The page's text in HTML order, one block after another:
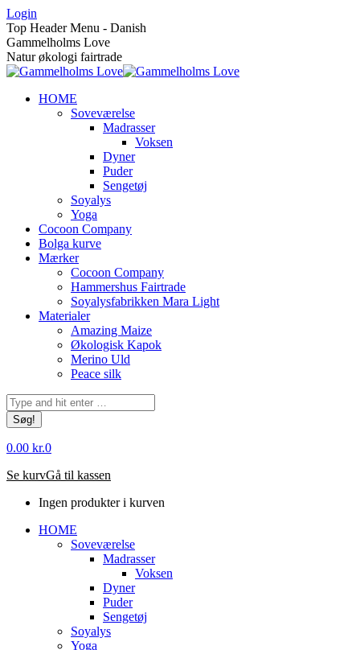
Skip
to
content
Login
Top Header Menu - Danish
Gammelholms Love
Natur økologi fairtrade
HOME
Soveværelse
Madrasser
Voksen
Dyner
Puder
Sengetøj
Soyalys
Yoga
Cocoon Company
Bolga kurve
Mærker
Cocoon Company
Hammershus Fairtrade
Soyalysfabrikken Mara Light
Materialer
Amazing Maize
Økologisk Kapok
Merino Uld
Peace silk
Søg:
0.00 kr.0
Se kurvGå til kassen
Ingen produkter i kurven
HOME
Soveværelse
Madrasser
Voksen
Dyner
Puder
Sengetøj
Soyalys
Yoga